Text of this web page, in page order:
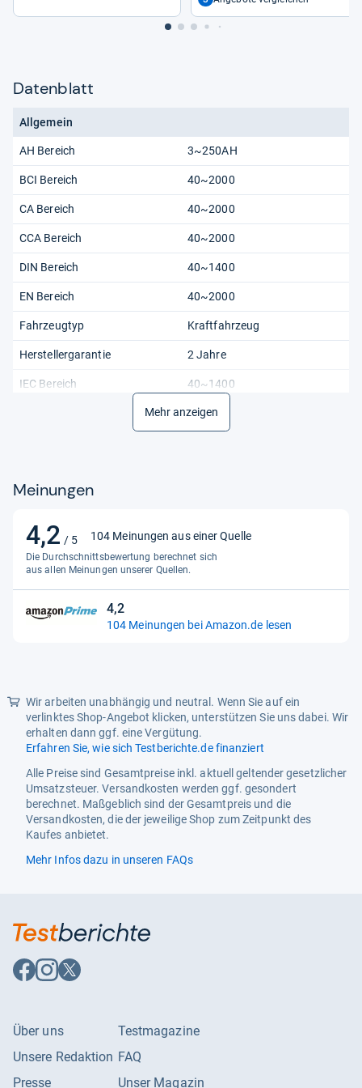
Datenblatt
Allgemein
AH Bereich 3~250AH
BCI Bereich 40~2000
CA Bereich 40~2000
CCA Bereich 40~2000
DIN Bereich 40~1400
EN Bereich 40~2000
Fahrzeugtyp Kraftfahrzeug
Herstellergarantie 2 Jahre
IEC Bereich 40~1400
26A17~245H52
SAE Bereich 40~2000
Sicherheit
Sicheres und konformes
Produkt, entspricht allen EU
Normen
Spannung 12v
Mehr anzeigen
Meinungen
4,2 / 5
4,2
von
5
Sternen
104 Meinungen aus einer Quelle
Die Durchschnittsbewertung berechnet sich
aus allen Meinungen unserer Quellen.
4,2
4,2
von
104 Meinungen bei Amazon.de lesen
Wir arbeiten unabhängig und neutral. Wenn Sie auf ein
verlinktes Shop-Angebot klicken, unterstützen Sie uns dabei. Wir
erhalten dann ggf. eine Vergütung.
Erfahren Sie, wie sich Testberichte.de finanziert
Alle Preise sind Gesamtpreise inkl. aktuell geltender gesetzlicher
Umsatzsteuer. Versandkosten werden ggf. gesondert
berechnet. Maßgeblich sind der Gesamtpreis und die
Versandkosten, die der jeweilige Shop zum Zeitpunkt des
Kaufes anbietet.
Mehr Infos dazu in unseren FAQs
Auf
Facebook
Auf
Instagram
Auf
X
Über uns
Unsere Redaktion
Presse
Testmagazine
FAQ
Unser Magazin